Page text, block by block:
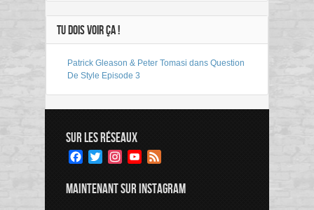
TU DOIS VOIR ÇA !
Patrick Gleason & Peter Tomasi dans Question
De Style Episode 3
SUR LES RÉSEAUX
Facebook
TwitterInstagramYouTube
MAINTENANT SUR INSTAGRAM